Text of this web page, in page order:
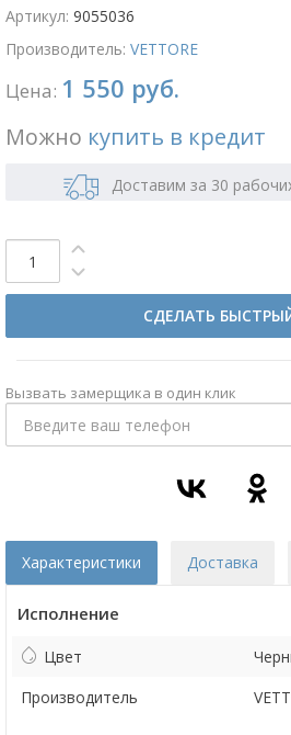
Артикул: 9055036
Производитель: VETTORE
Цена: 1 550 руб.
Можно купить в кредит
Доставим за 30
СДЕЛАТЬ
Вызвать замерщика в один клик
Характеристики Доставка
Исполнение
Цвет
Производитель